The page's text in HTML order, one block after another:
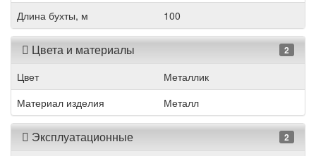
Длина бухты, м
100
Цвета и материалы 2
Цвет
Металлик
Материал изделия
Металл
Эксплуатационные 2